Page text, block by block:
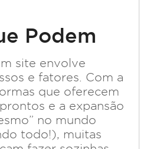
Podem
seu Site
site envolve
e fatores. Com a
que oferecem
e a expansão
no mundo
todo!), muitas